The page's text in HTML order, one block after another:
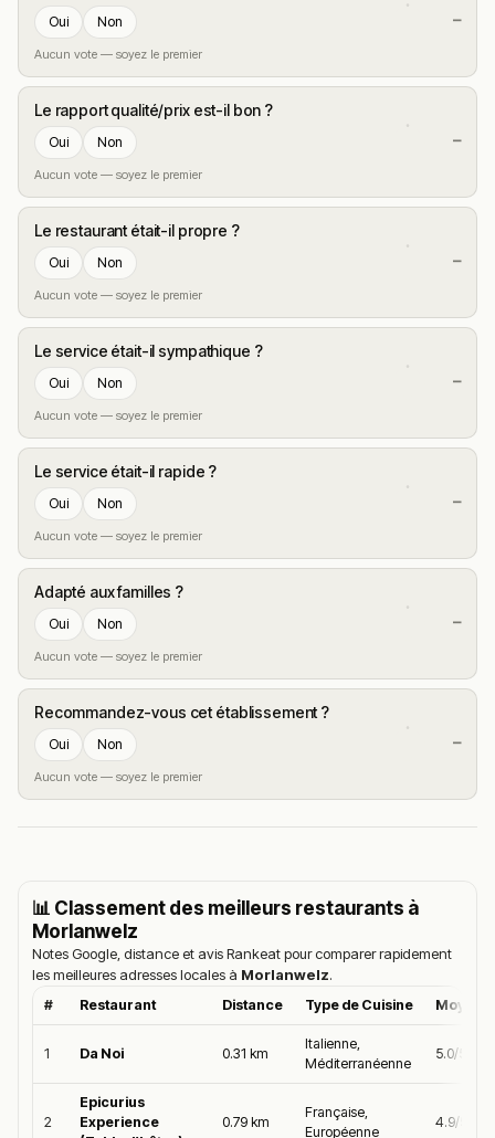
Oui Non
Aucun vote — soyez le premier
—
Le rapport qualité/prix est-il bon ?
Oui Non
Aucun vote — soyez le premier
—
Le restaurant était-il propre ?
Oui Non
Aucun vote — soyez le premier
—
Le service était-il sympathique ?
Oui Non
Aucun vote — soyez le premier
—
Le service était-il rapide ?
Oui Non
Aucun vote — soyez le premier
—
Adapté aux familles ?
Oui Non
Aucun vote — soyez le premier
—
Recommandez-vous cet établissement ?
Oui Non
Aucun vote — soyez le premier
—
📊 Classement des meilleurs restaurants à
Morlanwelz
Notes Google, distance et avis Rankeat pour comparer rapidement
les meilleures adresses locales à Morlanwelz.
# Restaurant Distance Type de Cuisine
1 Da Noi 0.31 km
Italienne,
Méditerranéenne
5.0/5
2
Epicurius
Experience
0.79 km
Française,
Européenne
4.9/5